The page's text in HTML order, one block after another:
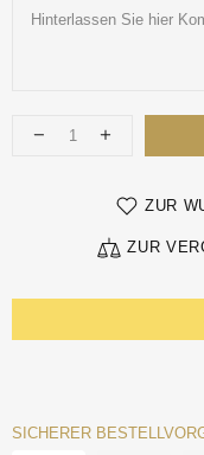
ZUR
ZUR
SICHERER